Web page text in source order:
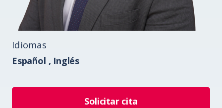
Idiomas
Español , Inglés
Solicitar cita